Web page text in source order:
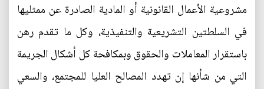
مشروعية الأعمال القانونية أو المادية الصادرة عن ممثليها
في السلطتين التشريعية والتنفيذية، وكل ما تقدم رهن
باستقرار المعاملات والحقوق وبمكافحة كل أشكال الجريمة
التي من شأنها إن تهدد المصالح العليا للمجتمع، والسعي